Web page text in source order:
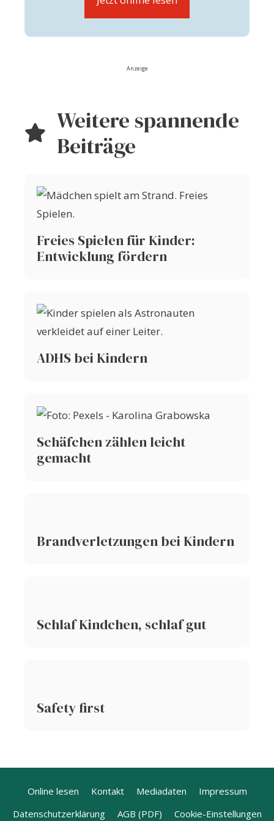
Anzeige
Weitere spannende
Beiträge
Freies Spielen für Kinder:
Entwicklung fördern
ADHS bei Kindern
Schäfchen zählen leicht
gemacht
Brandverletzungen bei Kindern
Schlaf Kindchen, schlaf gut
Safety first
Online lesen Kontakt Mediadaten
Impressum
Datenschutzerklärung
AGB (PDF) Cookie-Einstellungen